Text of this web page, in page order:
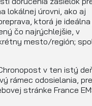
lokálnej úrovni, ako aj
ktorá je ideálna
čo najrýchlejšie, v
mesto/región;
v ten istý
rámec odosielania,
stránke France